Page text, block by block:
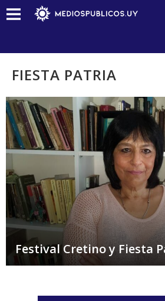
FIESTA PATRIA
Festival Cretino y Fiesta